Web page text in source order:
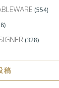
(554)
(328)
稿